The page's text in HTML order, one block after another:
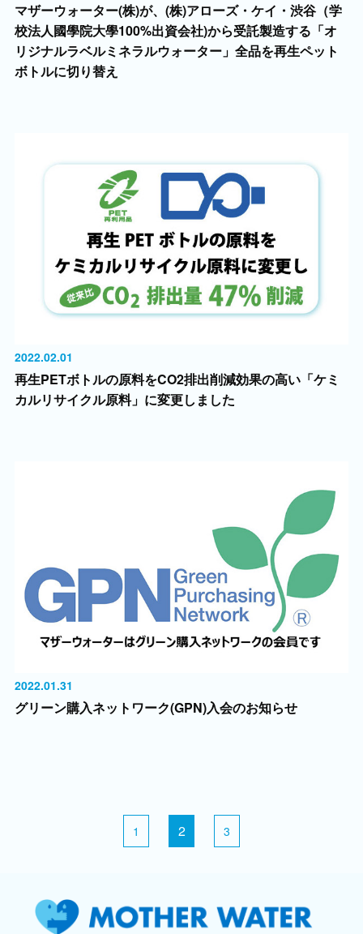
マザーウォーター(株)が、(株)アローズ・ケイ・渋谷（学
校法人國學院大學100%出資会社)から受託製造する「オ
リジナルラベルミネラルウォーター」全品を再生ペット
ボトルに切り替え
2022.02.01
再生PETボトルの原料をCO2排出削減効果の高い「ケミ
カルリサイクル原料」に変更しました
2022.01.31
グリーン購入ネットワーク(GPN)入会のお知らせ
1 2 3